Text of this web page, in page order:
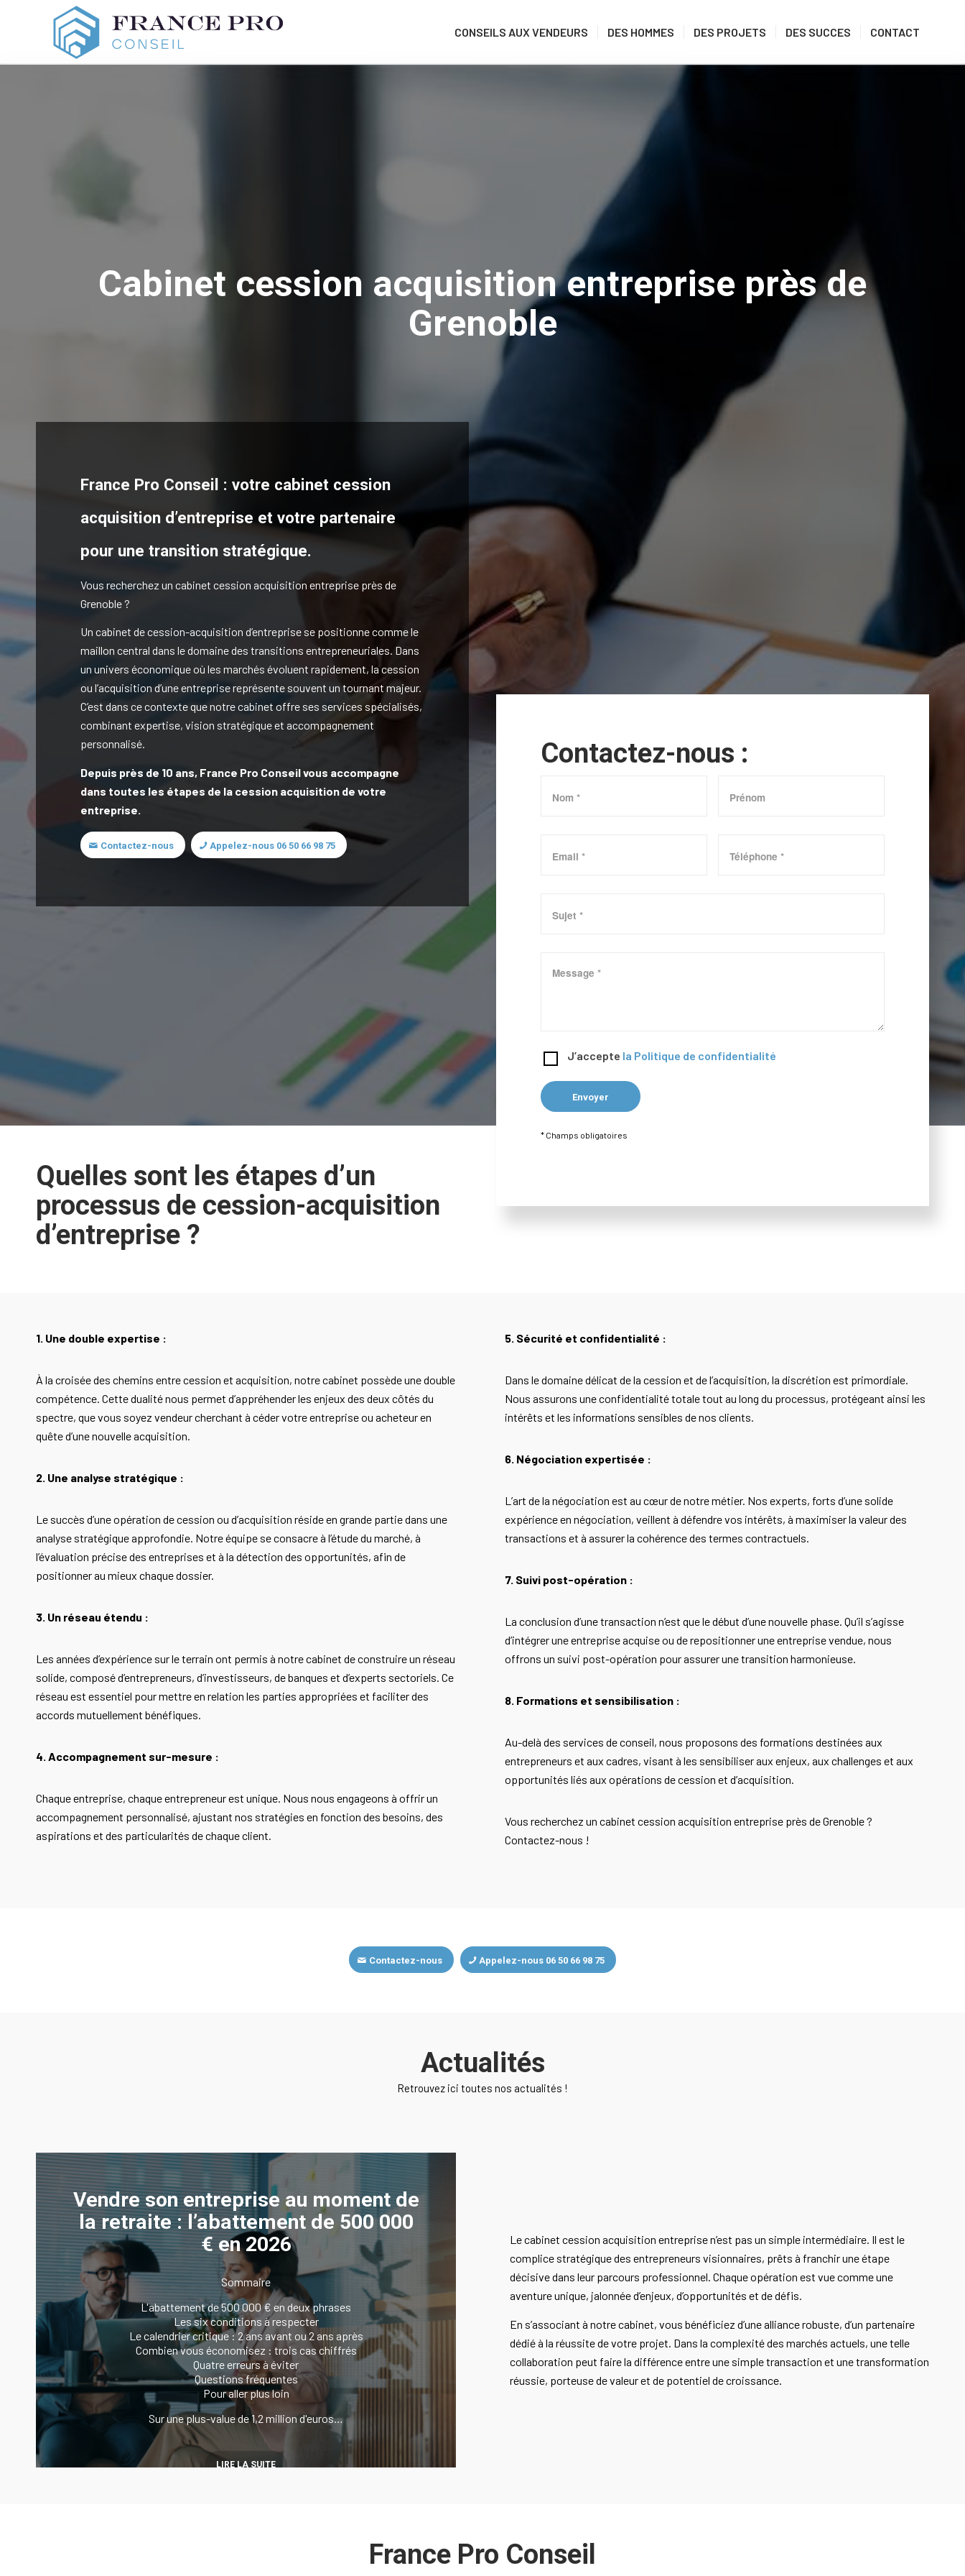
CONSEILS AUX VENDEURS DES HOMMES DES PROJETS DES SUCCES CONTACT
Cabinet cession acquisition entreprise près de
Grenoble
France Pro Conseil : votre cabinet cession
acquisition d’entreprise et votre partenaire
pour une transition stratégique.
Vous recherchez un cabinet cession acquisition entreprise près de
Grenoble ?
Un cabinet de cession-acquisition d’entreprise se positionne comme le
maillon central dans le domaine des transitions entrepreneuriales. Dans
un univers économique où les marchés évoluent rapidement, la cession
ou l’acquisition d’une entreprise représente souvent un tournant majeur.
C’est dans ce contexte que notre cabinet offre ses services spécialisés,
combinant expertise, vision stratégique et accompagnement
personnalisé.
Depuis près de 10 ans, France Pro Conseil vous accompagne
dans toutes les étapes de la cession acquisition de votre
entreprise.
Contactez-nous Appelez-nous 06 50 66 98 75
Quelles sont les étapes d’un
processus de cession-acquisition
d’entreprise ?
Contactez-nous :
J’accepte la Politique de confidentialité
* Champs obligatoires
1. Une double expertise :
À la croisée des chemins entre cession et acquisition, notre cabinet possède une double
compétence. Cette dualité nous permet d’appréhender les enjeux des deux côtés du
spectre, que vous soyez vendeur cherchant à céder votre entreprise ou acheteur en
quête d’une nouvelle acquisition.
2. Une analyse stratégique :
Le succès d’une opération de cession ou d’acquisition réside en grande partie dans une
analyse stratégique approfondie. Notre équipe se consacre à l’étude du marché, à
l’évaluation précise des entreprises et à la détection des opportunités, afin de
positionner au mieux chaque dossier.
3. Un réseau étendu :
Les années d’expérience sur le terrain ont permis à notre cabinet de construire un réseau
solide, composé d’entrepreneurs, d’investisseurs, de banques et d’experts sectoriels. Ce
réseau est essentiel pour mettre en relation les parties appropriées et faciliter des
accords mutuellement bénéfiques.
4. Accompagnement sur-mesure :
Chaque entreprise, chaque entrepreneur est unique. Nous nous engageons à offrir un
accompagnement personnalisé, ajustant nos stratégies en fonction des besoins, des
aspirations et des particularités de chaque client.
5. Sécurité et confidentialité :
Dans le domaine délicat de la cession et de l’acquisition, la discrétion est primordiale.
Nous assurons une confidentialité totale tout au long du processus, protégeant ainsi les
intérêts et les informations sensibles de nos clients.
6. Négociation expertisée :
L’art de la négociation est au cœur de notre métier. Nos experts, forts d’une solide
expérience en négociation, veillent à défendre vos intérêts, à maximiser la valeur des
transactions et à assurer la cohérence des termes contractuels.
7. Suivi post-opération :
La conclusion d’une transaction n’est que le début d’une nouvelle phase. Qu’il s’agisse
d’intégrer une entreprise acquise ou de repositionner une entreprise vendue, nous
offrons un suivi post-opération pour assurer une transition harmonieuse.
8. Formations et sensibilisation :
Au-delà des services de conseil, nous proposons des formations destinées aux
entrepreneurs et aux cadres, visant à les sensibiliser aux enjeux, aux challenges et aux
opportunités liés aux opérations de cession et d’acquisition.
Vous recherchez un cabinet cession acquisition entreprise près de Grenoble ?
Contactez-nous !
Contactez-nous Appelez-nous 06 50 66 98 75
Actualités
Retrouvez ici toutes nos actualités !
Vendre son entreprise au moment de
la retraite : l’abattement de 500 000
€ en 2026
Sommaire
L'abattement de 500 000 € en deux phrases
Les six conditions à respecter
Le calendrier critique : 2 ans avant ou 2 ans après
Combien vous économisez : trois cas chiffrés
Quatre erreurs à éviter
Questions fréquentes
Pour aller plus loin
Sur une plus-value de 1,2 million d'euros…
LIRE LA SUITE
Le cabinet cession acquisition entreprise n’est pas un simple intermédiaire. Il est le
complice stratégique des entrepreneurs visionnaires, prêts à franchir une étape
décisive dans leur parcours professionnel. Chaque opération est vue comme une
aventure unique, jalonnée d’enjeux, d’opportunités et de défis.
En s’associant à notre cabinet, vous bénéficiez d’une alliance robuste, d’un partenaire
dédié à la réussite de votre projet. Dans la complexité des marchés actuels, une telle
collaboration peut faire la différence entre une simple transaction et une transformation
réussie, porteuse de valeur et de potentiel de croissance.
France Pro Conseil